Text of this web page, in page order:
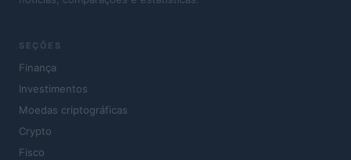
SEÇÕES
Finança
Investimentos
Moedas criptográficas
Crypto
Fisco